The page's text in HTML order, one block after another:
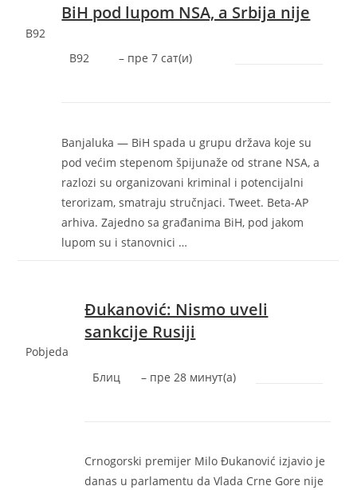
B92
BiH pod lupom NSA, a Srbija nije
B92 – ‎пре 7 сат(и)‎
Banjaluka — BiH spada u grupu država koje su
pod većim stepenom špijunaže od strane NSA, a
razlozi su organizovani kriminal i potencijalni
terorizam, smatraju stručnjaci. Tweet. Beta-AP
arhiva. Zajedno sa građanima BiH, pod jakom
lupom su i stanovnici …
Pobjeda
Đukanović: Nismo uveli
sankcije Rusiji
Блиц – ‎пре 28 минут(а)‎
Crnogorski premijer Milo Đukanović izjavio je
danas u parlamentu da Vlada Crne Gore nije